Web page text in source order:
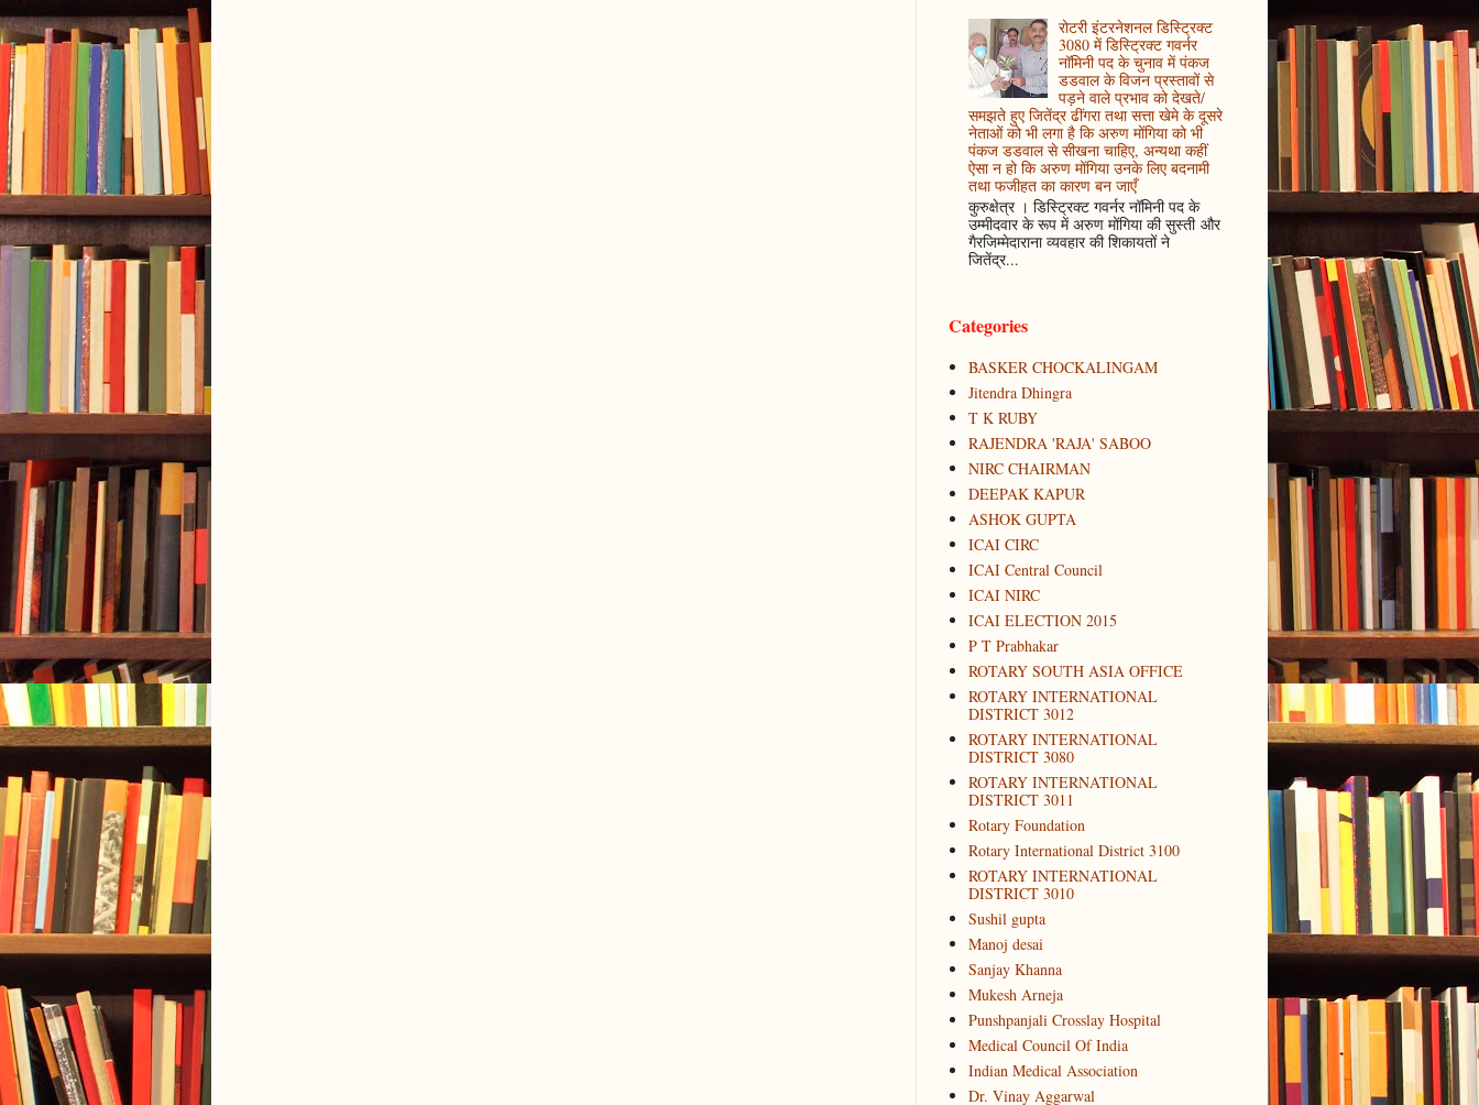
रोटरी इंटरनेशनल डिस्ट्रिक्ट
3080 में डिस्ट्रिक्ट गवर्नर
नॉमिनी पद के चुनाव में पंकज
डडवाल के विजन प्रस्तावों से
पड़ने वाले प्रभाव को देखते/
समझते हुए जितेंद्र ढींगरा तथा सत्ता खेमे के दूसरे
नेताओं को भी लगा है कि अरुण मोंगिया को भी
पंकज डडवाल से सीखना चाहिए, अन्यथा कहीं
ऐसा न हो कि अरुण मोंगिया उनके लिए बदनामी
तथा फजीहत का कारण बन जाएँ
कुरुक्षेत्र । डिस्ट्रिक्ट गवर्नर नॉमिनी पद के
उम्मीदवार के रूप में अरुण मोंगिया की सुस्ती और
गैरजिम्मेदाराना व्यवहार की शिकायतों ने
जितेंद्र...
Categories
BASKER CHOCKALINGAM
Jitendra Dhingra
T K RUBY
RAJENDRA 'RAJA' SABOO
NIRC CHAIRMAN
DEEPAK KAPUR
ASHOK GUPTA
ICAI CIRC
ICAI Central Council
ICAI NIRC
ICAI ELECTION 2015
P T Prabhakar
ROTARY SOUTH ASIA OFFICE
ROTARY INTERNATIONAL
DISTRICT 3012
ROTARY INTERNATIONAL
DISTRICT 3080
ROTARY INTERNATIONAL
DISTRICT 3011
Rotary Foundation
Rotary International District 3100
ROTARY INTERNATIONAL
DISTRICT 3010
Sushil gupta
Manoj desai
Sanjay Khanna
Mukesh Arneja
Punshpanjali Crosslay Hospital
Medical Council Of India
Indian Medical Association
Dr. Vinay Aggarwal